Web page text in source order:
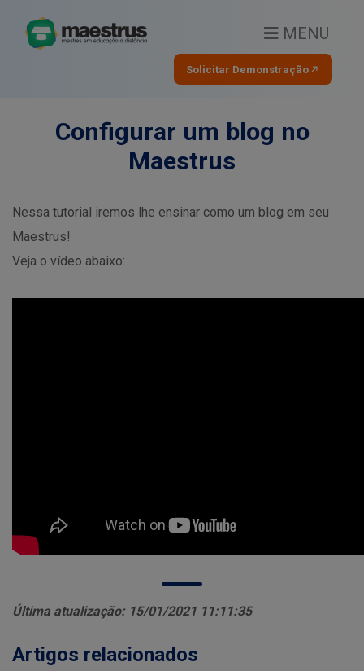
MENU
Solicitar Demonstração
Configurar um blog no
Maestrus
Nessa tutorial iremos lhe ensinar como um blog em seu
Maestrus!
Veja o vídeo abaixo:
Última atualização: 15/01/2021 11:11:35
Artigos relacionados